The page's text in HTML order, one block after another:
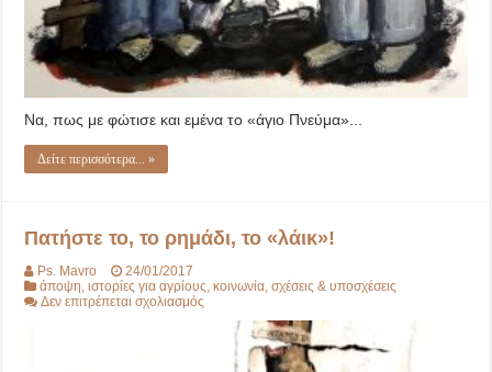
Να, πως με φώτισε και εμένα το «άγιο Πνεύμα»...
Δείτε περισσότερα... »
Πατήστε το, το ρημάδι, το «λάικ»!
Ps. Mavro
24/01/2017
άποψη,ιστορίες για αγρίους,κοινωνία,σχέσεις & υποσχέσεις
Δεν επιτρέπεται σχολιασμός
ρημάδι,